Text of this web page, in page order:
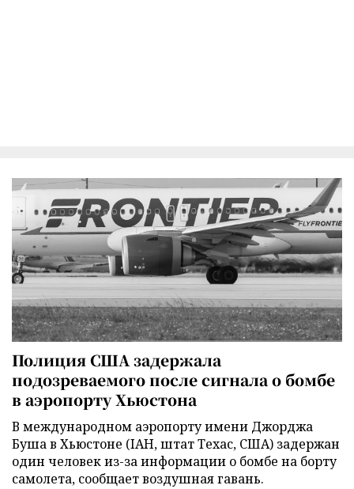
Полиция США задержала
подозреваемого после сигнала о бомбе
в аэропорту Хьюстона
В международном аэропорту имени Джорджа
Буша в Хьюстоне (IAH, штат Техас, США) задержан
один человек из-за информации о бомбе на борту
самолета, сообщает воздушная гавань.